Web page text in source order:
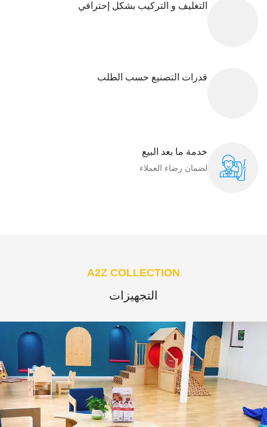
التغليف و التركيب بشكل إحترافي
قدرات التصنيع حسب الطلب
خدمة ما بعد البيع
لضمان رضاء العملاء​
A2Z COLLECTION
التجهيزات